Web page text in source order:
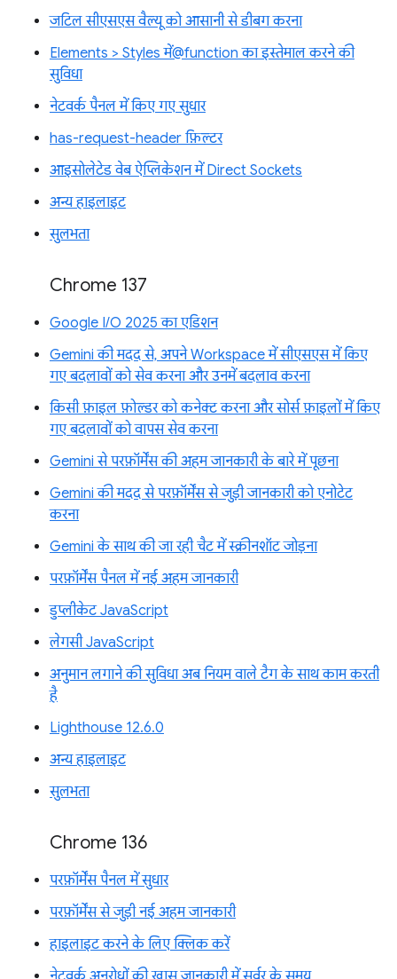
जटिल सीएसएस वैल्यू को आसानी से डीबग करना
Elements > Styles में@function का इस्तेमाल करने की
सुविधा
नेटवर्क पैनल में किए गए सुधार
has-request-header फ़िल्टर
आइसोलेटेड वेब ऐप्लिकेशन में Direct Sockets
अन्य हाइलाइट
सुलभता
Chrome 137
Google I/O 2025 का एडिशन
Gemini की मदद से, अपने Workspace में सीएसएस में किए
गए बदलावों को सेव करना और उनमें बदलाव करना
किसी फ़ाइल फ़ोल्डर को कनेक्ट करना और सोर्स फ़ाइलों में किए
गए बदलावों को वापस सेव करना
Gemini से परफ़ॉर्मेंस की अहम जानकारी के बारे में पूछना
Gemini की मदद से परफ़ॉर्मेंस से जुड़ी जानकारी को एनोटेट
करना
Gemini के साथ की जा रही चैट में स्क्रीनशॉट जोड़ना
परफ़ॉर्मेंस पैनल में नई अहम जानकारी
डुप्लीकेट JavaScript
लेगसी JavaScript
अनुमान लगाने की सुविधा अब नियम वाले टैग के साथ काम करती
है
Lighthouse 12.6.0
अन्य हाइलाइट
सुलभता
Chrome 136
परफ़ॉर्मेंस पैनल में सुधार
परफ़ॉर्मेंस से जुड़ी नई अहम जानकारी
हाइलाइट करने के लिए क्लिक करें